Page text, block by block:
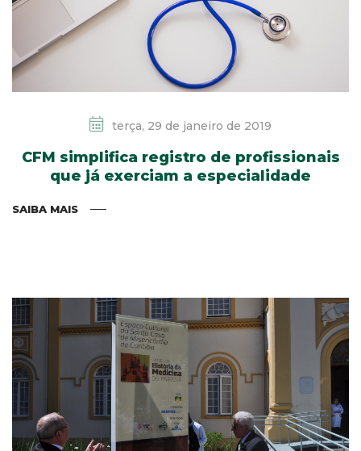
terça, 29 de janeiro de 2019
CFM simplifica registro de profissionais
que já exerciam a especialidade
SAIBA MAIS